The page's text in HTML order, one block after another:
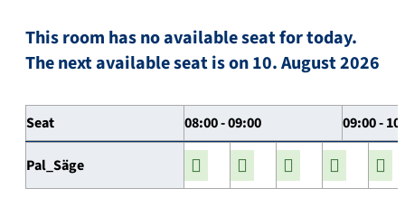
This room has no available seat for today.
The next available seat is on 10. August 2026
Seat 08:00 - 09:00 09:00 -
Pal_Säge